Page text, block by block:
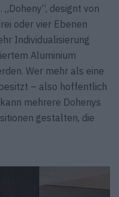
designt von
oder vier Ebenen
Individualisierung
Aluminium
Wer mehr als eine
– also hoffentlich
mehrere Dohenys
gestalten, die